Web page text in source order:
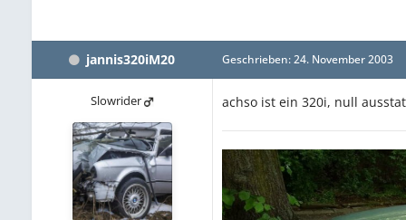
jannis320iM20
Slowrider
Geschrieben:24. November 2003
achso ist ein 320i, null